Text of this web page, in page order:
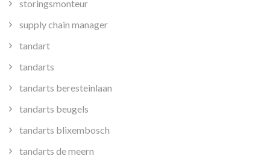
storingsmonteur
supply chain manager
tandart
tandarts
tandarts beresteinlaan
tandarts beugels
tandarts blixembosch
tandarts de meern